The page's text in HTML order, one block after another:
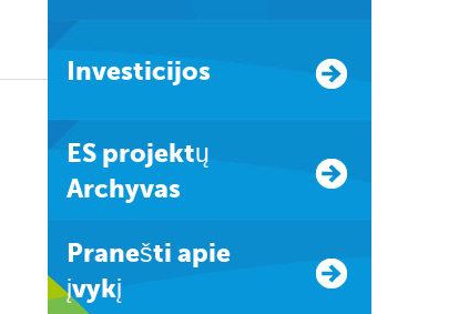
Investicijos
ES projektų
Archyvas
Pranešti apie
įvykį